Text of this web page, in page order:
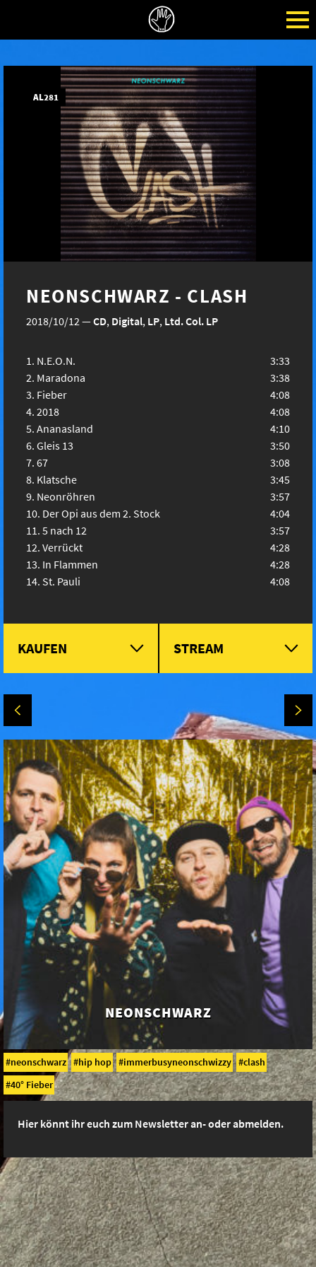
AL281
NEONSCHWARZ - CLASH
2018/10/12—CD, Digital, LP, Ltd. Col. LP
N.E.O.N.
3:33
Maradona
3:38
Fieber
4:08
2018
4:08
Ananasland
4:10
Gleis 13
3:50
67
3:08
Klatsche
3:45
Neonröhren
3:57
Der Opi aus dem 2. Stock
4:04
5 nach 12
3:57
Verrückt
4:28
In Flammen
4:28
St. Pauli
4:08
KAUFEN STREAM
NEONSCHWARZ
neonschwarz hip hop immerbusyneonschwizzy
clash
40° Fieber
Hier könnt ihr euch zum Newsletter an- oder abmelden.